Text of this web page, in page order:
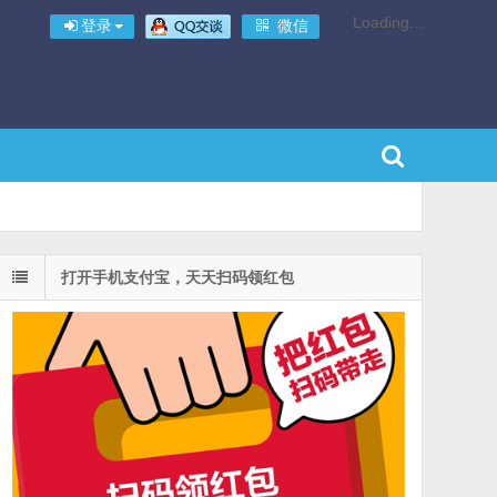
登录 微信 Loading...
打开手机支付宝，天天扫码领红包